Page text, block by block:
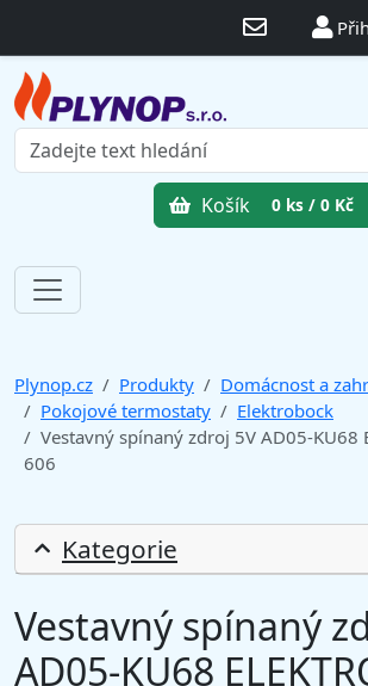
Košík 0 ks / 0 Kč
Plynop.cz Produkty
Domácnost a
Pokojové termostaty
Elektrobock
Vestavný spínaný zdroj 5V AD05-KU68
606
Kategorie
Vestavný spínaný
AD05-KU68